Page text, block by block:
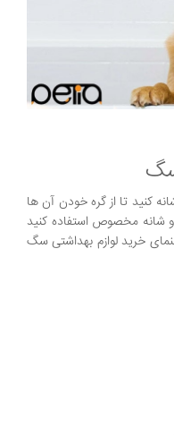
کنید تا از گره خودن آن ها
شانه مخصوص استفاده کنید
خرید لوازم بهداشتی سگ